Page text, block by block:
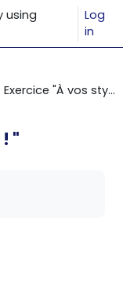
using
Log
in
Exercice "À vos stylos ! "
"